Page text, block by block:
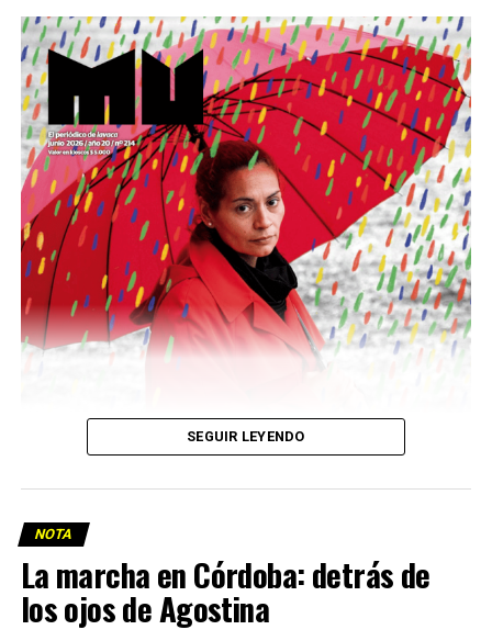
Este número 215 de MU ☝️viene con doble tapa, que
podría ser una frase:
Sin chamuyo, a remarla.
Descargar la Mu en PDF
Viaje a la vida en el Delta: Y la nave
SEGUIR LEYENDO
NOTA
La marcha en Córdoba: detrás de
los ojos de Agostina